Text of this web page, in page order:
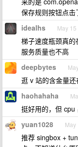
保存规则按钮点
idealhs May 15
梯子速度瓶颈真
服务质量也不高
deepbytes
逛 v 站的含金量还
haohahaha
挺好用的，但 cpu
yuan1028 May
推荐 singbox +